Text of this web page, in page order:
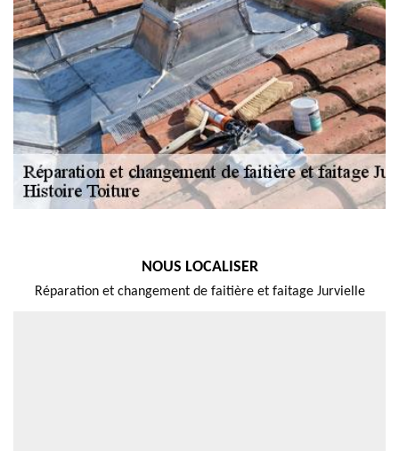
NOUS LOCALISER
Réparation et changement de faitière et faitage Jurvielle